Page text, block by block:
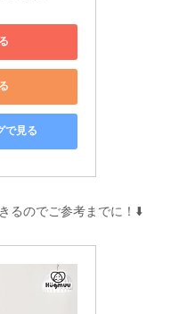
で見る
るのでご参考までに！⬇️